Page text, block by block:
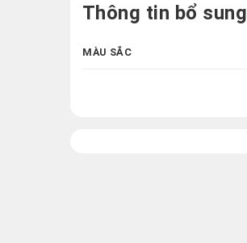
Thông tin bổ sung
MÀU SẮC